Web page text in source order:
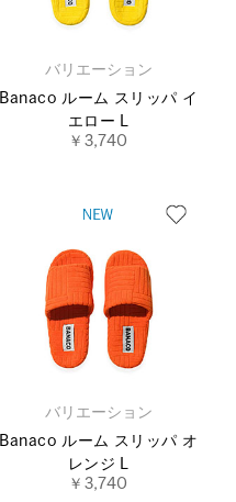
バリエーション
Banaco ルーム スリッパ イ
エロー L
￥3,740
バリエーション
Banaco ルーム スリッパ オ
レンジ L
￥3,740